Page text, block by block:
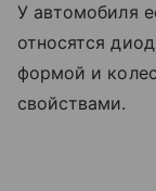
У автомобиля
относятся
формой и
свойствами.